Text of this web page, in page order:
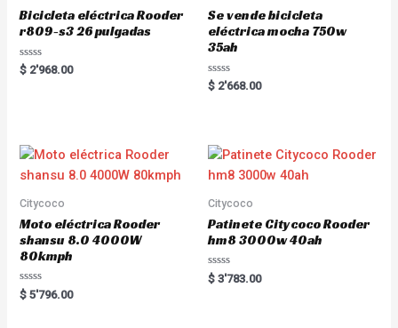
Bicicleta eléctrica Rooder
r809-s3 26 pulgadas
R
a
u
t
f
$ 2'968.00
Se vende bicicleta
eléctrica mocha 750w
35ah
R
a
o
u
t
o
5
$ 2'668.00
Citycoco
Moto eléctrica Rooder
shansu 8.0 4000W
80kmph
R
a
$ 5'796.00
Citycoco
Patinete Citycoco Rooder
hm8 3000w 40ah
R
a
$ 3'783.00